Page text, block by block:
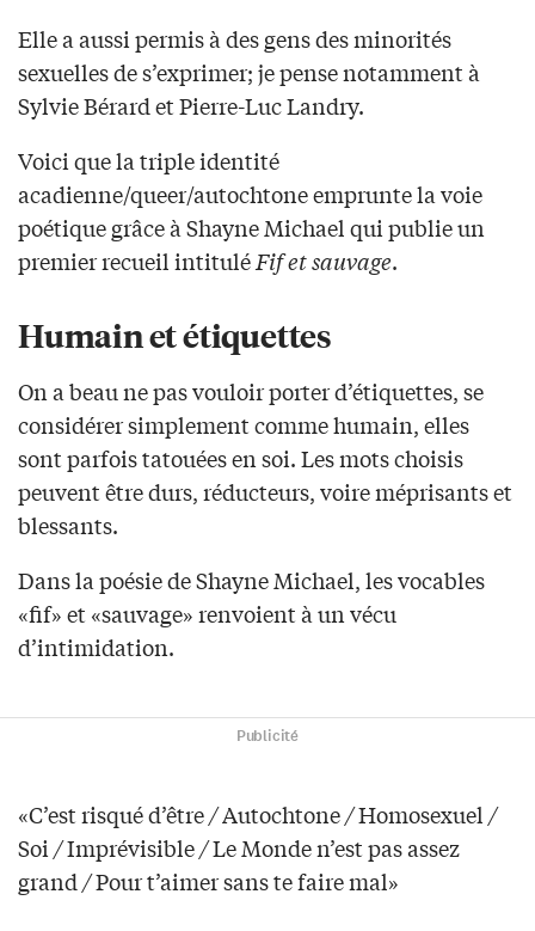
Elle a aussi permis à des gens des minorités
sexuelles de s’exprimer; je pense notamment à
Sylvie Bérard et Pierre-Luc Landry.
Voici que la triple identité
acadienne/queer/autochtone emprunte la voie
poétique grâce à Shayne Michael qui publie un
premier recueil intituléFif et sauvage.
Humain et étiquettes
On a beau ne pas vouloir porter d’étiquettes, se
considérer simplement comme humain, elles
sont parfois tatouées en soi. Les mots choisis
peuvent être durs, réducteurs, voire méprisants et
blessants.
Dans la poésie de Shayne Michael, les vocables
«fif» et «sauvage» renvoient à un vécu
d’intimidation.
Publicité
«C’est risqué d’être/Autochtone/Homosexuel /
Soi/Imprévisible/Le Monde n’est pas assez
grand/Pour t’aimer sans te faire mal»